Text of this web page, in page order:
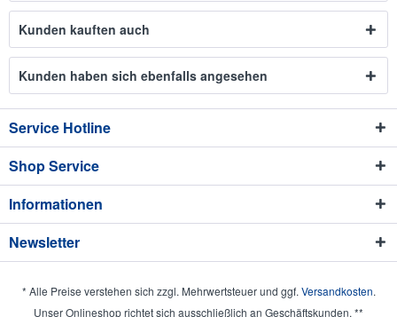
Kunden kauften auch
Kunden haben sich ebenfalls angesehen
Service Hotline
Shop Service
Informationen
Newsletter
* Alle Preise verstehen sich zzgl. Mehrwertsteuer und ggf. Versandkosten.
Unser Onlineshop richtet sich ausschließlich an Geschäftskunden. **